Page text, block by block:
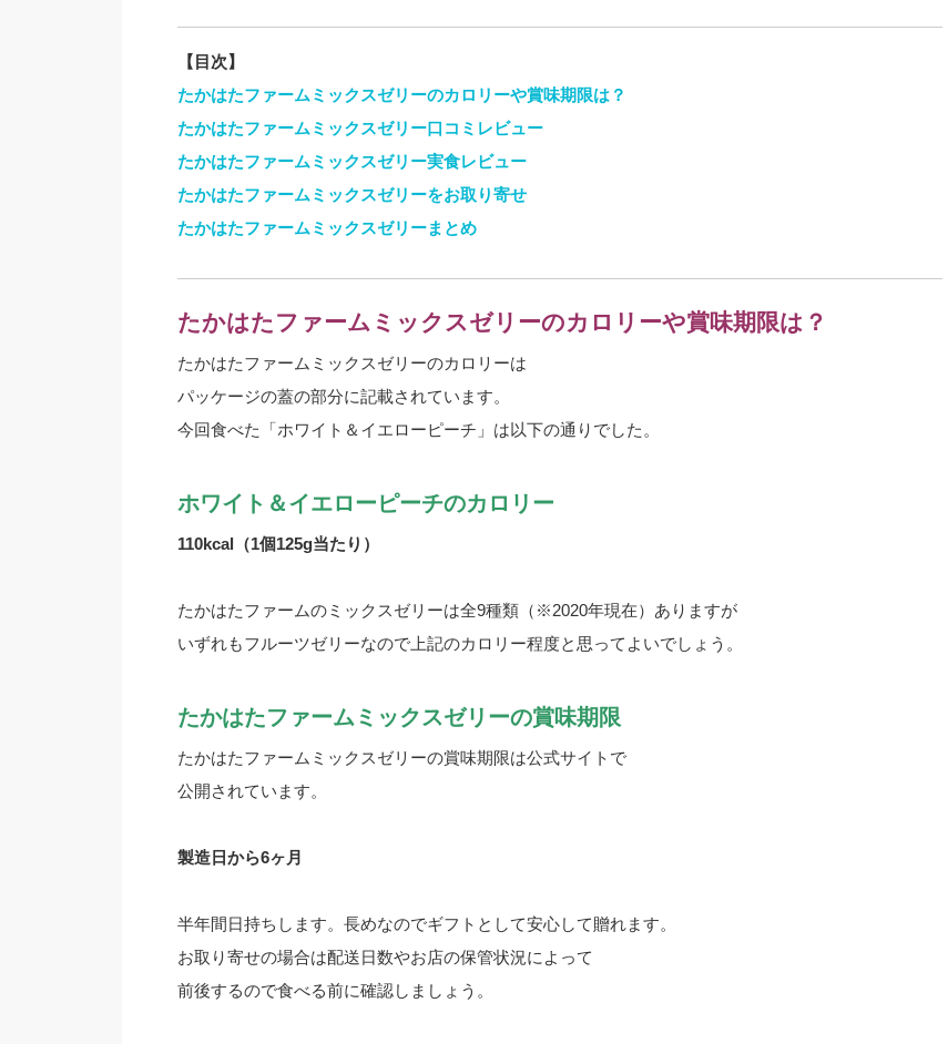
【目次】
たかはたファームミックスゼリーのカロリーや賞味期限は？
たかはたファームミックスゼリー口コミレビュー
たかはたファームミックスゼリー実食レビュー
たかはたファームミックスゼリーをお取り寄せ
たかはたファームミックスゼリーまとめ
たかはたファームミックスゼリーのカロリーや賞味期限は？
たかはたファームミックスゼリーのカロリーは
パッケージの蓋の部分に記載されています。
今回食べた「ホワイト＆イエローピーチ」は以下の通りでした。
ホワイト＆イエローピーチのカロリー
110kcal（1個125g当たり）
たかはたファームのミックスゼリーは全9種類（※2020年現在）ありますが
いずれもフルーツゼリーなので上記のカロリー程度と思ってよいでしょう。
たかはたファームミックスゼリーの賞味期限
たかはたファームミックスゼリーの賞味期限は公式サイトで
公開されています。
製造日から6ヶ月
半年間日持ちします。長めなのでギフトとして安心して贈れます。
お取り寄せの場合は配送日数やお店の保管状況によって
前後するので食べる前に確認しましょう。